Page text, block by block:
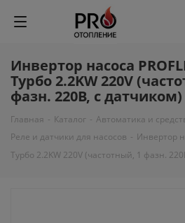
Инвертор насоса
Турбо 2.2KW 220V
фазн. 220В, с
Главная - Каталог - Автоматика и
Реле и датчики для насосов - Инвертор
Турбо 2.2KW 220V (частотный, 1 фазн.